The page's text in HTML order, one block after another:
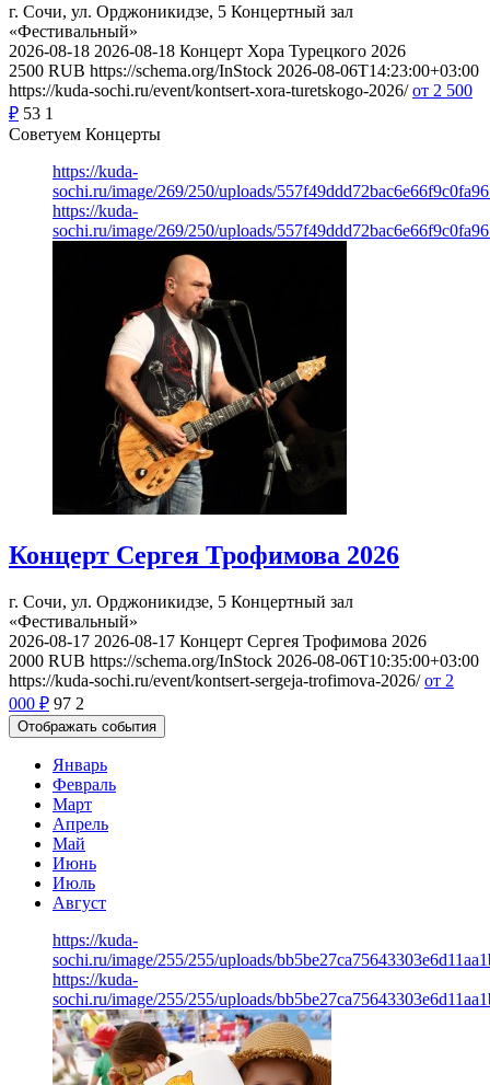
г. Сочи, ул. Орджоникидзе, 5 Концертный зал
«Фестивальный»
2026-08-18 2026-08-18 Концерт Хора Турецкого 2026
2500 RUB https://schema.org/InStock 2026-08-06T14:23:00+03:00
https://kuda-sochi.ru/event/kontsert-xora-turetskogo-2026/ от 2 500
₽ 53 1
Советуем Концерты
https://kuda-
sochi.ru/image/269/250/uploads/
https://kuda-
sochi.ru/image/269/250/uploads/
Концерт Сергея Трофимова 2026
г. Сочи, ул. Орджоникидзе, 5 Концертный зал
«Фестивальный»
2026-08-17 2026-08-17 Концерт Сергея Трофимова 2026
2000 RUB https://schema.org/InStock 2026-08-06T10:35:00+03:00
https://kuda-sochi.ru/event/kontsert-sergeja-trofimova-2026/ от 2
000 ₽ 97 2
Отображать события
Январь
Февраль
Март
Апрель
Май
Июнь
Июль
Август
https://kuda-
sochi.ru/image/255/255/uploads/
https://kuda-
sochi.ru/image/255/255/uploads/